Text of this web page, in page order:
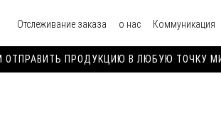
Отслеживание заказа о нас Коммуникация
ПРОДУКЦИЮ В ЛЮБУЮ ТОЧКУ